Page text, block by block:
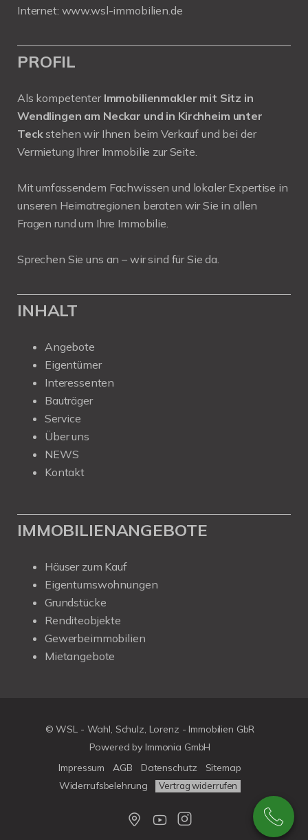
Internet: www.wsl-immobilien.de
PROFIL
Als kompetenter Immobilienmakler mit Sitz in
Wendlingen am Neckar und in Kirchheim unter
Teckstehen wir Ihnen beim Verkauf und bei der
Vermietung Ihrer Immobilie zur Seite.
Mit umfassendem Fachwissen und lokaler Expertise in
unseren Heimatregionen beraten wir Sie in allen
Fragen rund um Ihre Immobilie.
Sprechen Sie uns an – wir sind für Sie da.
INHALT
Angebote
Eigentümer
Interessenten
Bauträger
Service
Über uns
NEWS
Kontakt
IMMOBILIENANGEBOTE
Häuser zum Kauf
Eigentumswohnungen
Grundstücke
Renditeobjekte
Gewerbeimmobilien
Mietangebote
© WSL - Wahl, Schulz, Lorenz - Immobilien GbR
Powered by Immonia GmbH
Impressum
AGB Datenschutz
Sitemap
Widerrufsbelehrung
Vertrag widerrufen